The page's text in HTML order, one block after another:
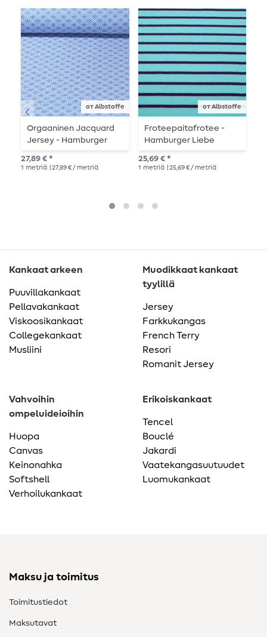
от Albstoffe
Orgaaninen Jacquard
Jersey - Hamburger
Liebe Al Lago Rhomb
Knit Sininen
27,89 € *
1 metriä | 27,89 € / metriä
от Albstoffe
Froteepaitafrotee -
Hamburger Liebe
raidat aqua violetti
25,69 € *
1 metriä | 25,69 € / metriä
Kankaat arkeen
Puuvillakankaat
Pellavakankaat
Viskoosikankaat
Collegekankaat
Musliini
Muodikkaat kankaat
tyylillä
Jersey
Farkkukangas
French Terry
Resori
Romanit Jersey
Vahvoihin
ompeluideioihin
Huopa
Canvas
Keinonahka
Softshell
Verhoilukankaat
Erikoiskankaat
Tencel
Bouclé
Jakardi
Vaatekangasuutuudet
Luomukankaat
Maksu ja toimitus
Toimitustiedot
Maksutavat